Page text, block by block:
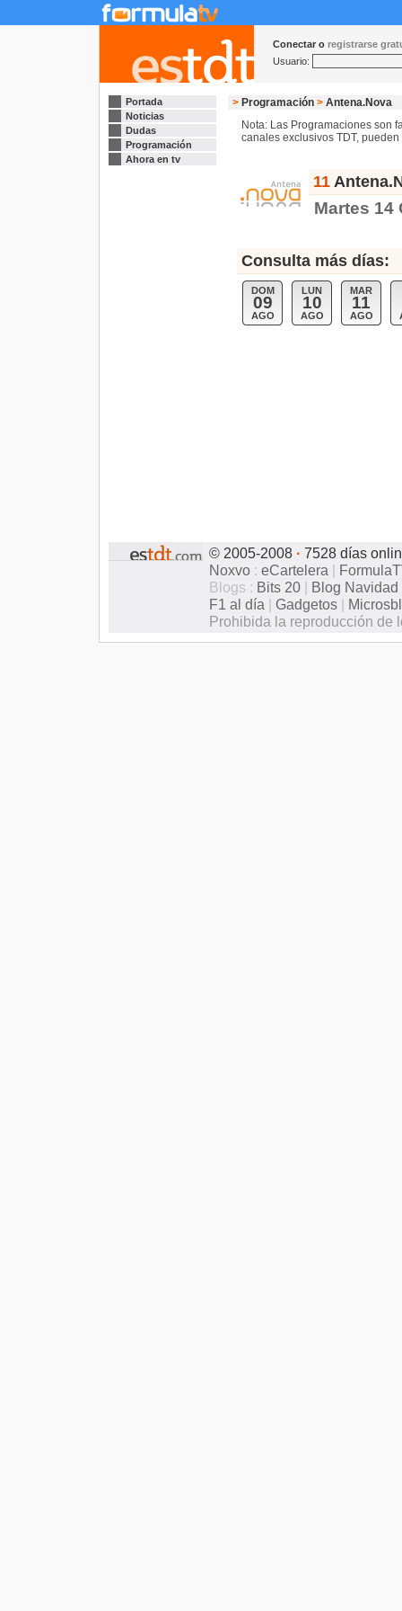
Conectar o registrarse
Usuario:
Portada
Noticias
Dudas
Programación
Ahora en tv
> Programación > Antena.Nova
Nota: Las Programaciones son
canales exclusivos TDT,
11
Martes 14
Consulta más días:
DOM
09
AGO
LUN
10
AGO
MAR
11
AGO
© 2005-2008 · 7528 días
Noxvo : eCartelera |
Blogs : Bits 20 | Blog Navidad
F1 al día | Gadgetos |
Prohibida la reproducción de